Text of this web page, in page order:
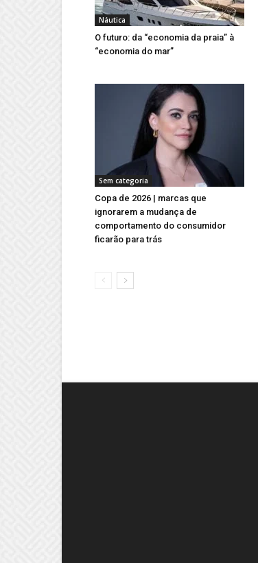
Náutica
O futuro: da “economia da praia” à
“economia do mar”
Sem categoria
Copa de 2026 | marcas que
ignorarem a mudança de
comportamento do consumidor
ficarão para trás